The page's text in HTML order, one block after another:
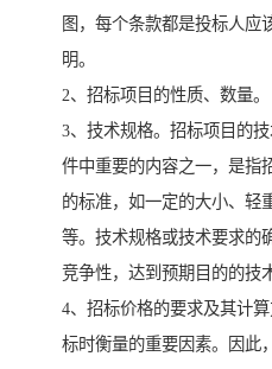
图，每个条款都是投标人应
明。
2、招标项目的性质、数量。
3、技术规格。招标项目的
件中重要的内容之一，是指
的标准，如一定的大小、轻
等。技术规格或技术要求的
竞争性，达到预期目的的技
4、招标价格的要求及其计
标时衡量的重要因素。因此